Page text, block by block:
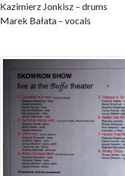
Kazimierz Jonkisz – drums
Marek Bałata – vocals